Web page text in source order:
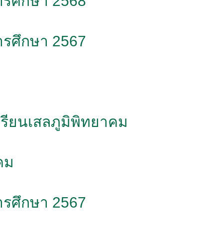
ศึกษา 2567
รียนเสลภูมิพิทยาคม
ม
ศึกษา 2567